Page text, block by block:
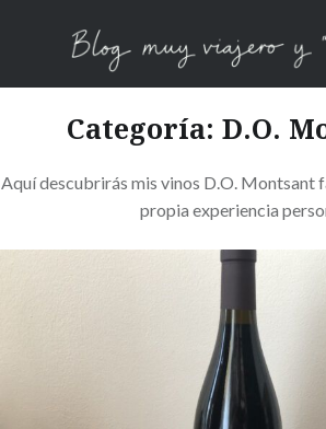
Categoría: D.O.
Aquí descubrirás mis vinos D.O. Montsant
propia experiencia